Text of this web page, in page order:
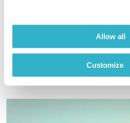
Allow all
Customize